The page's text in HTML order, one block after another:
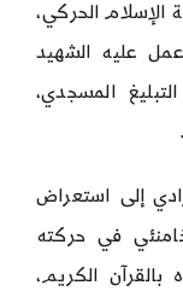
الإسلام الحركي،
عليه الشهيد
المسجدي،
إلى استعراض
في حركته
بالقرآن الكريم،